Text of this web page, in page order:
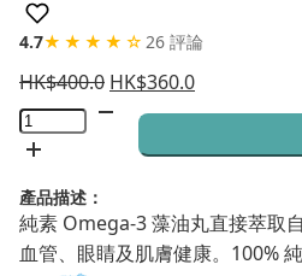
4.7★★★★☆ 26 評論
HK$400.0 HK$360.0
AlgOmega-
3
素
藻
油
產品描述：
純素 Omega-3 藻油丸直接萃取
血管、眼睛及肌膚健康。100%